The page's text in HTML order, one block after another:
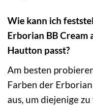
Wie kann ich
Erborian BB Cream
Hautton passt?
Am besten
Farben der
aus, um diejenige